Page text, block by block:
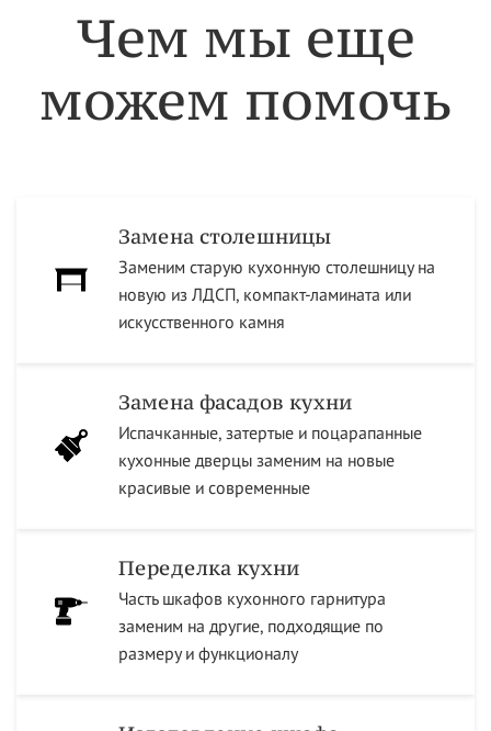
Чем мы еще
можем помочь
Замена столешницы
Заменим старую кухонную столешницу на
новую из ЛДСП, компакт-ламината или
искусственного камня
Замена фасадов кухни
Испачканные, затертые и поцарапанные
кухонные дверцы заменим на новые
красивые и современные
Переделка кухни
Часть шкафов кухонного гарнитура
заменим на другие, подходящие по
размеру и функционалу